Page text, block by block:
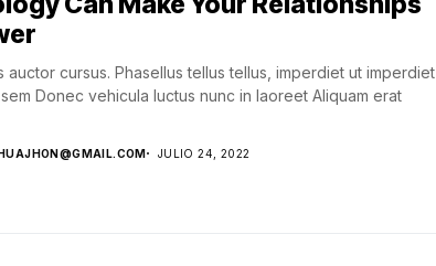
auctor cursus. Phasellus tellus tellus, imperdiet ut imperdiet
Donec vehicula luctus nunc in laoreet Aliquam erat
JULIO 24, 2022